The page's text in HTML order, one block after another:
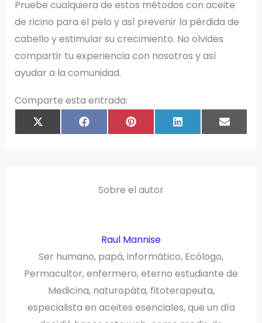
Pruebe cualquiera de estos métodos con aceite
de ricino para el pelo y así prevenir la pérdida de
cabello y estimular su crecimiento. No olvides
compartir tu experiencia con nosotros y así
ayudar a la comunidad.
Comparte esta entrada:
COMPARTIR
EN
X
T
COMPARTIR
F
C
COMPARTIR
P
N
COMPARTIR
EN
L
N
E
A
Sobre el autor
Raul Mannise
Ser humano, papá, informático, Ecólogo,
Permacultor, enfermero, eterno estudiante de
Medicina, naturopáta, fitoterapeuta,
especialista en aceites esenciales, que un día